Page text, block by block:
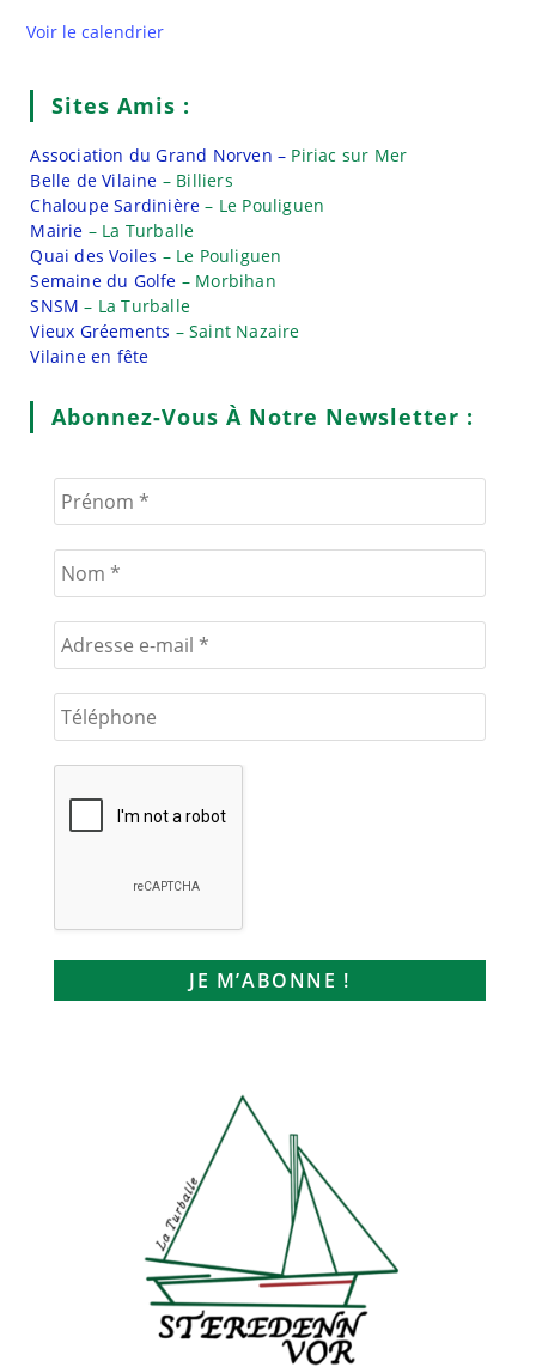
Voir le calendrier
Sites Amis :
Association du Grand Norven – Piriac sur Mer
Belle de Vilaine – Billiers
Chaloupe Sardinière – Le Pouliguen
Mairie – La Turballe
Quai des Voiles – Le Pouliguen
Semaine du Golfe – Morbihan
SNSM – La Turballe
Vieux Gréements – Saint Nazaire
Vilaine en fête
Abonnez-Vous À Notre Newsletter :